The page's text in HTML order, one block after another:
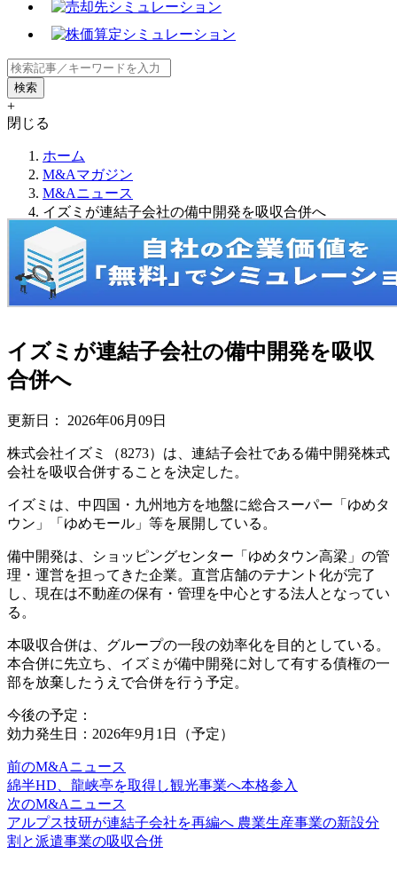
+
閉じる
ホーム
M&Aマガジン
M&Aニュース
イズミが連結子会社の備中開発を吸収合併へ
イズミが連結子会社の備中開発を吸収
合併へ
更新日： 2026年06月09日
株式会社イズミ（8273）は、連結子会社である備中開発株式
会社を吸収合併することを決定した。
イズミは、中四国・九州地方を地盤に総合スーパー「ゆめタ
ウン」「ゆめモール」等を展開している。
備中開発は、ショッピングセンター「ゆめタウン高梁」の管
理・運営を担ってきた企業。直営店舗のテナント化が完了
し、現在は不動産の保有・管理を中心とする法人となってい
る。
本吸収合併は、グループの一段の効率化を目的としている。
本合併に先立ち、イズミが備中開発に対して有する債権の一
部を放棄したうえで合併を行う予定。
今後の予定：
効力発生日：2026年9月1日（予定）
前のM&Aニュース
綿半HD、龍峡亭を取得し観光事業へ本格参入
次のM&Aニュース
アルプス技研が連結子会社を再編へ 農業生産事業の新設分
割と派遣事業の吸収合併